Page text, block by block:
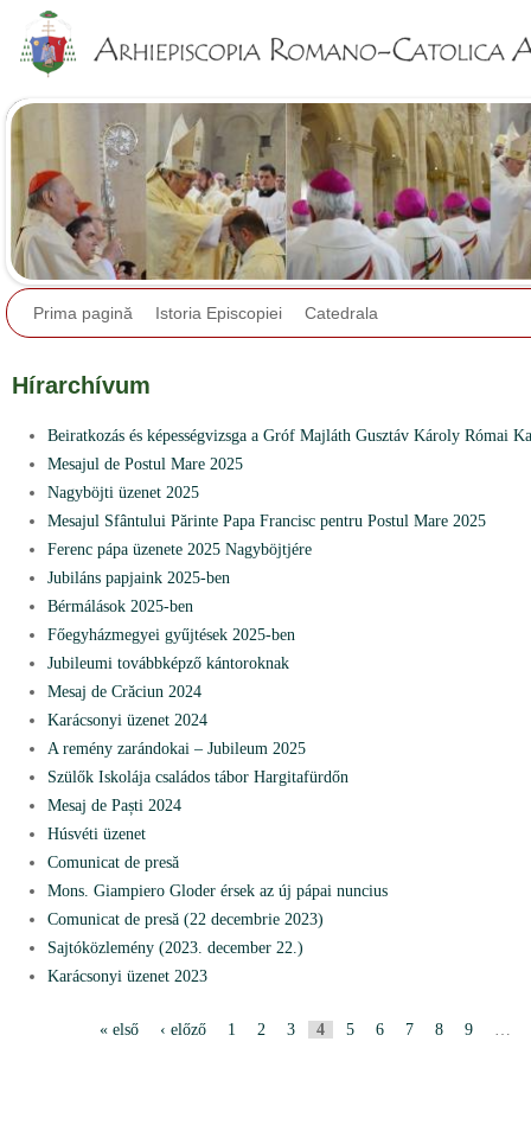
Prima pagină Istoria Episcopiei Catedrala
Hírarchívum
Beiratkozás és képességvizsga a Gróf Majláth Gusztáv Károly Római
Mesajul de Postul Mare 2025
Nagyböjti üzenet 2025
Mesajul Sfântului Părinte Papa Francisc pentru Postul Mare 2025
Ferenc pápa üzenete 2025 Nagyböjtjére
Jubiláns papjaink 2025-ben
Bérmálások 2025-ben
Főegyházmegyei gyűjtések 2025-ben
Jubileumi továbbképző kántoroknak
Mesaj de Crăciun 2024
Karácsonyi üzenet 2024
A remény zarándokai – Jubileum 2025
Szülők Iskolája családos tábor Hargitafürdőn
Mesaj de Paști 2024
Húsvéti üzenet
Comunicat de presă
Mons. Giampiero Gloder érsek az új pápai nuncius
Comunicat de presă (22 decembrie 2023)
Sajtóközlemény (2023. december 22.)
Karácsonyi üzenet 2023
« első ‹ előző 1 2 3 4 5 6 7 8 9 …